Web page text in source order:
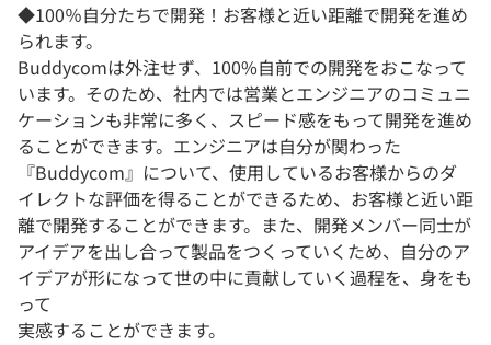
◆100％自分たちで開発！お客様と近い距離で開発を進め
られます。
Buddycomは外注せず、100%自前での開発をおこなって
います。そのため、社内では営業とエンジニアのコミュニ
ケーションも非常に多く、スピード感をもって開発を進め
ることができます。エンジニアは自分が関わった
『Buddycom』について、使用しているお客様からのダ
イレクトな評価を得ることができるため、お客様と近い距
離で開発することができます。また、開発メンバー同士が
アイデアを出し合って製品をつくっていくため、自分のア
イデアが形になって世の中に貢献していく過程を、身をも
って
実感することができます。